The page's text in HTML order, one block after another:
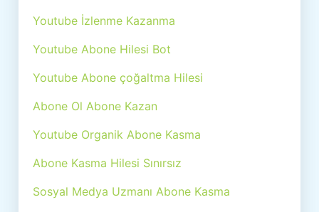
Youtube İzlenme Kazanma
Youtube Abone Hilesi Bot
Youtube Abone çoğaltma Hilesi
Abone Ol Abone Kazan
Youtube Organik Abone Kasma
Abone Kasma Hilesi Sınırsız
Sosyal Medya Uzmanı Abone Kasma